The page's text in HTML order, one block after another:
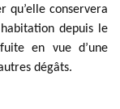
qu’elle conservera
depuis le
en vue d’une
dégâts.